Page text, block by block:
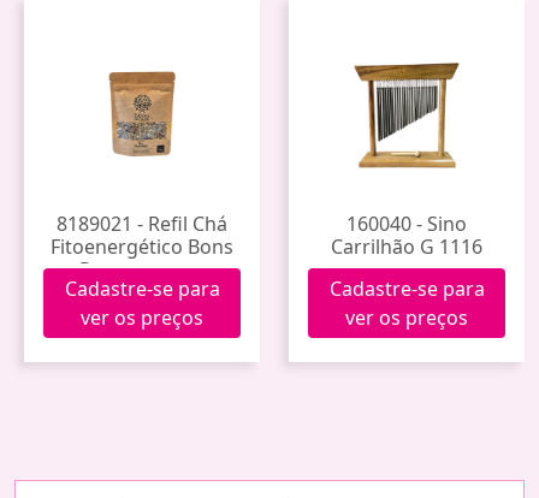
8189021 - Refil Chá
Fitoenergético Bons
Pensamentos
Cadastre-se para
ver os preços
160040 - Sino
Carrilhão G 1116
Cadastre-se para
ver os preços